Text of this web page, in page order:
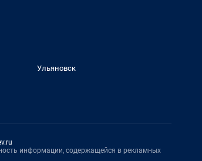
Ульяновск
информации, содержащейся в рекламных